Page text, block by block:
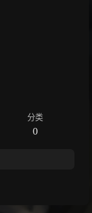
分类
0